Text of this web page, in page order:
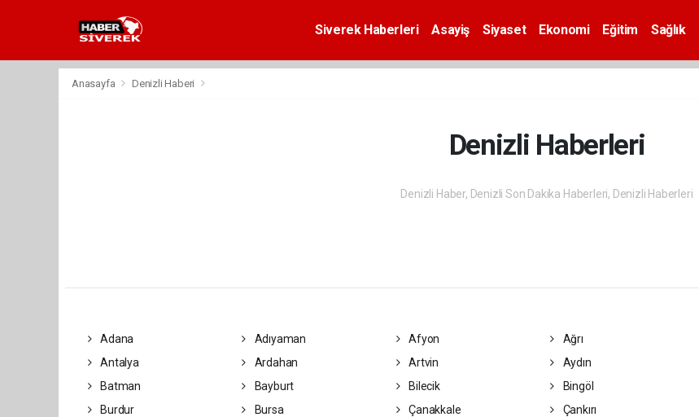
Siverek Haberleri Asayiş Siyaset Ekonomi Eğitim Sağlık
Anasayfa Denizli Haberi
Denizli Haberleri
Denizli Haber, Denizli Son Dakika Haberleri, Denizli Haberleri
Adana Adıyaman Afyon Ağrı
Antalya
Ardahan Artvin Aydın
Batman
Bayburt Bilecik Bingöl
Burdur
Bursa Çanakkale Çankırı